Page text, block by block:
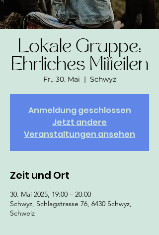
Lokale Gruppe:
Ehrliches Mitteilen
Fr., 30. Mai
  |
Schwyz
Anmeldung geschlossen
Jetzt andere
Veranstaltungen ansehen
Zeit und Ort
30. Mai 2025, 19:00 – 20:00
Schwyz, Schlagstrasse 76, 6430 Schwyz,
Schweiz